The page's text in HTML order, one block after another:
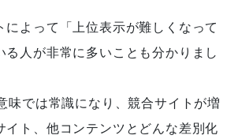
によって「上位表示が難しくなって
る人が非常に多いことも分かりまし
味では常識になり、競合サイトが増
イト、他コンテンツとどんな差別化